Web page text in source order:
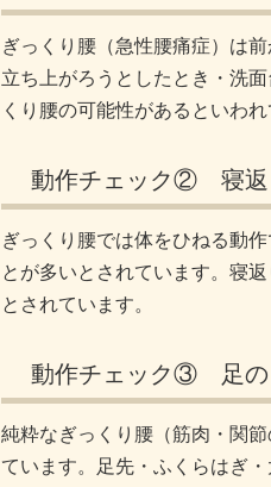
ぎっくり腰（急性腰痛症）は
立ち上がろうとしたとき・洗
くり腰の可能性があるといわれ
動作チェック② 寝返
ぎっくり腰では体をひねる動
とが多いとされています。寝
とされています。
動作チェック③ 足の
純粋なぎっくり腰（筋肉・関
ています。足先・ふくらはぎ